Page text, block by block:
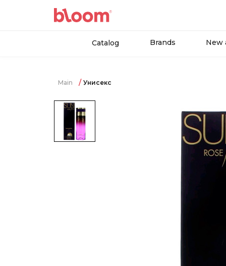
Catalog Brands New
Main Унисекс